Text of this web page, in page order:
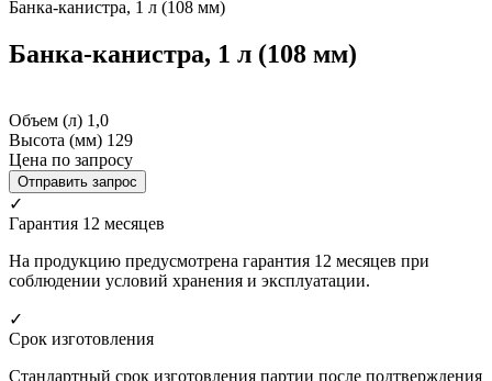
Банка-канистра, 1 л (108 мм)
Банка-канистра, 1 л (108 мм)
Объем (л) 1,0
Высота (мм) 129
Цена по запросу
Отправить запрос
✓
Гарантия 12 месяцев
На продукцию предусмотрена гарантия 12 месяцев при
соблюдении условий хранения и эксплуатации.
✓
Срок изготовления
Стандартный срок изготовления партии после подтверждения